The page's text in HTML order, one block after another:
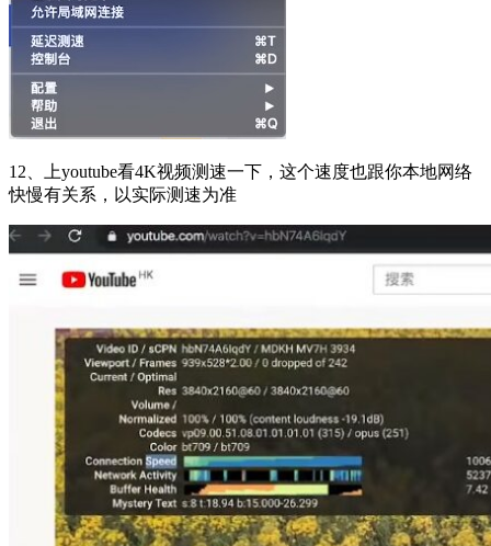
12、上youtube看4K视频测速一下，这个速度也跟你本地网络
快慢有关系，以实际测速为准